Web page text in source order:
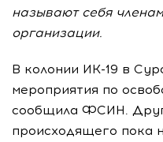
называют себя
организации.
В колонии ИК-19 в
мероприятия по
сообщила ФСИН.
происходящего пока